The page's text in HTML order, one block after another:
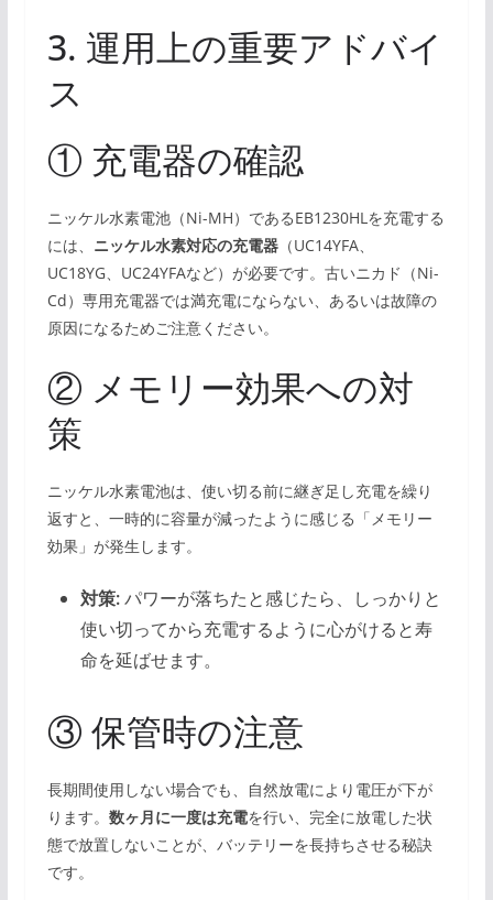
3. 運用上の重要アドバイ
ス
① 充電器の確認
ニッケル水素電池（Ni-MH）であるEB1230HLを充電する
には、 ニッケル水素対応の充電器（UC14YFA、
UC18YG、UC24YFAなど）が必要です。古いニカド（Ni-
Cd）専用充電器では満充電にならない、あるいは故障の
原因になるためご注意ください。
② メモリー効果への対
策
ニッケル水素電池は、使い切る前に継ぎ足し充電を繰り
返すと、一時的に容量が減ったように感じる「メモリー
効果」が発生します。
対策:パワーが落ちたと感じたら、しっかりと
使い切ってから充電するように心がけると寿
命を延ばせます。
③ 保管時の注意
長期間使用しない場合でも、自然放電により電圧が下が
ります。 数ヶ月に一度は充電を行い、完全に放電した状
態で放置しないことが、バッテリーを長持ちさせる秘訣
です。